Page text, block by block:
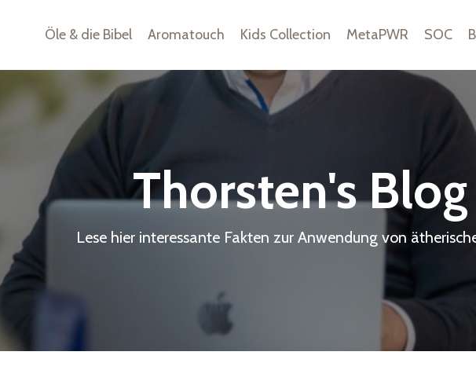
Öle & die Bibel Aromatouch Kids Collection MetaPWR SOC
Thorsten's Blog
Lese hier interessante Fakten zur Anwendung von